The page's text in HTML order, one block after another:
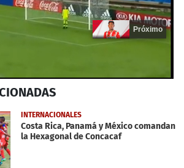
Próximo
INTERNACIONALES
Costa Rica, Panamá y México comandan
la Hexagonal de Concacaf